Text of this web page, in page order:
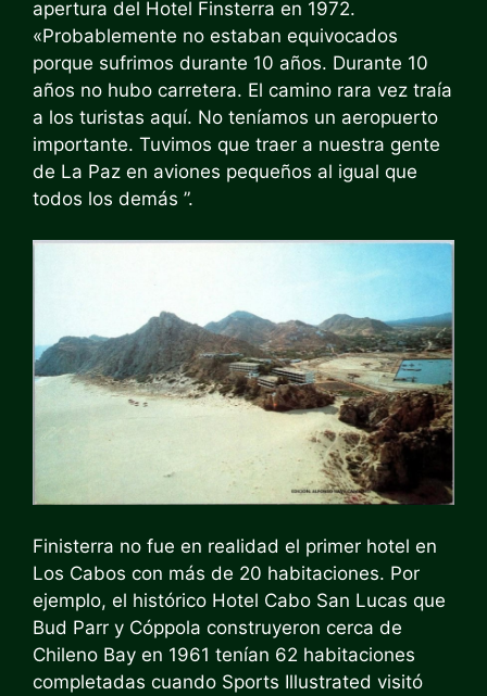
apertura del Hotel Finsterra en 1972.
«Probablemente no estaban equivocados
porque sufrimos durante 10 años. Durante 10
años no hubo carretera. El camino rara vez traía
a los turistas aquí. No teníamos un aeropuerto
importante. Tuvimos que traer a nuestra gente
de La Paz en aviones pequeños al igual que
todos los demás ”.
Finisterra no fue en realidad el primer hotel en
Los Cabos con más de 20 habitaciones. Por
ejemplo, el histórico Hotel Cabo San Lucas que
Bud Parr y Cóppola construyeron cerca de
Chileno Bay en 1961 tenían 62 habitaciones
completadas cuando Sports Illustrated visitó